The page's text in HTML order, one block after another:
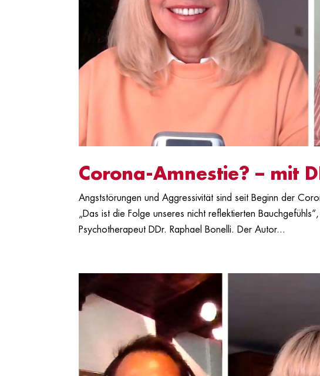
Corona-Amnestie? – mit
Angststörungen und Aggressivität sind seit Beginn der
„Das ist die Folge unseres nicht reflektierten
Psychotherapeut DDr. Raphael Bonelli. Der Autor...